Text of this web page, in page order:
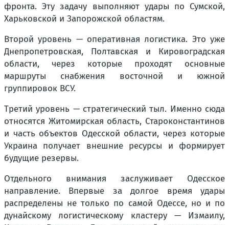
фронта. Эту задачу выполняют удары по Сумской,
Харьковской и Запорожской областям.
Второй уровень — оперативная логистика. Это уже
Днепропетровская, Полтавская и Кировоградская
области, через которые проходят основные
маршруты снабжения восточной и южной
группировок ВСУ.
Третий уровень — стратегический тыл. Именно сюда
относятся Житомирская область, Староконстантинов
и часть объектов Одесской области, через которые
Украина получает внешние ресурсы и формирует
будущие резервы.
Отдельного внимания заслуживает Одесское
направление. Впервые за долгое время удары
распределены не только по самой Одессе, но и по
дунайскому логистическому кластеру — Измаилу,